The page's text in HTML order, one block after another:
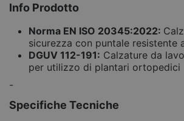
Info Prodotto
Norma EN ISO 20345:2022:
sicurezza con puntale resistente
DGUV 112-191: Calzature da
per utilizzo di plantari ortopedici
-
Specifiche Tecniche